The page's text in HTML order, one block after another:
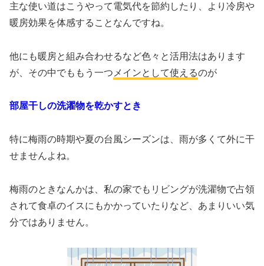
主な使い道はこうやって電気代を節約したり、より冷房や
暖房効果を体感することなんですね。
他にも暖房と組み合わせるなど色々と活用法はあります
が、その中でももう一つ メインとして使えるのが
部屋干しの洗濯物を乾かすとき
特に梅雨の時期や夏の台風シーズンは、雨が多くて外に干
せませんよね。
梅雨のときなんかは、私の家でもリビングが洗濯物で占領
されて食卓のイスにもかかっていたりなど、あまりいい気
分ではありません。